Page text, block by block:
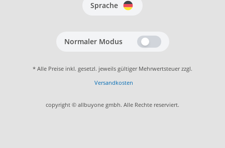
Sprache
Normaler Modus
* Alle Preise inkl. gesetzl. jeweils gültiger Mehrwertsteuer zzgl.
Versandkosten
copyright © allbuyone gmbh. Alle Rechte reserviert.